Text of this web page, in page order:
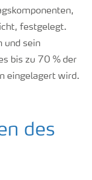
festgelegt.
und sein
bis zu 70 % der
eingelagert wird.
des